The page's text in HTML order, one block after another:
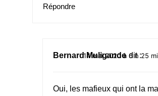
Répondre
Bernard Muligande dit :
14 mai 2020 à 6 h 25
Oui, les mafieux qui ont la